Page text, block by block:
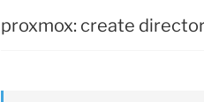
proxmox: create